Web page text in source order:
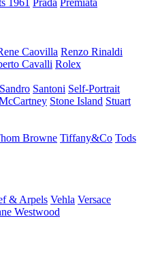
1961 Prada Premiata
Caovilla Renzo Rinaldi
Cavalli Rolex
Sandro Santoni Self-Portrait
Stone Island Stuart
Browne Tiffany&Co Tods
& Arpels Vehla Versace
Westwood